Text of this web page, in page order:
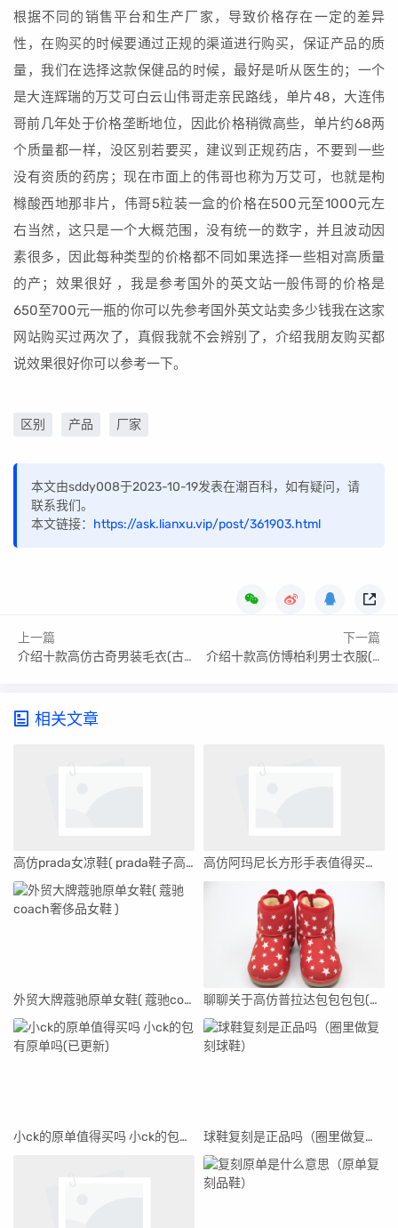
根据不同的销售平台和生产厂家，导致价格存在一定的差异
性，在购买的时候要通过正规的渠道进行购买，保证产品的质
量，我们在选择这款保健品的时候，最好是听从医生的；一个
是大连辉瑞的万艾可白云山伟哥走亲民路线，单片48，大连伟
哥前几年处于价格垄断地位，因此价格稍微高些，单片约68两
个质量都一样，没区别若要买，建议到正规药店，不要到一些
没有资质的药房；现在市面上的伟哥也称为万艾可，也就是枸
橼酸西地那非片，伟哥5粒装一盒的价格在500元至1000元左
右当然，这只是一个大概范围，没有统一的数字，并且波动因
素很多，因此每种类型的价格都不同如果选择一些相对高质量
的产；效果很好 ，我是参考国外的英文站一般伟哥的价格是
650至700元一瓶的你可以先参考国外英文站卖多少钱我在这家
网站购买过两次了，真假我就不会辨别了，介绍我朋友购买都
说效果很好你可以参考一下。
区别 产品 厂家
本文由sddy008于2023-10-19发表在潮百科，如有疑问，请
联系我们。
本文链接： https://ask.lianxu.vip/post/361903.html
上一篇
介绍十款高仿古奇男装毛衣(古奇衣服男款短袖)
下一篇
介绍十款高仿博柏利男士衣服(博柏利男士衣服怎么样)
相关文章
高仿prada女凉鞋( prada鞋子高仿和正品区别 ) 高仿阿玛尼长方形手表值得买吗（高仿阿玛尼长方形手表）
外贸大牌蔻驰原单女鞋( 蔻驰coach奢侈品女鞋 ) 聊聊关于高仿普拉达包包包包(答案揭晓)
小ck的原单值得买吗 小ck的包有原单吗(已更新) 球鞋复刻是正品吗（圈里做复刻球鞋）